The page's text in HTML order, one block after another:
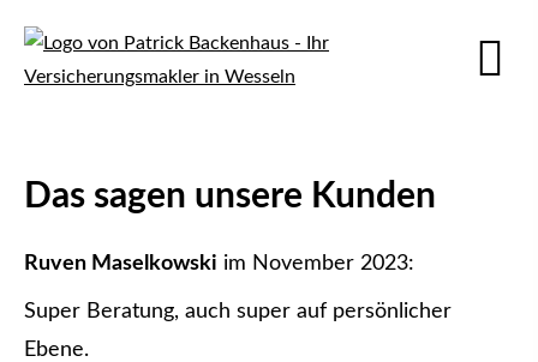
Das sagen unsere Kunden
Ruven Maselkowski im November 2023:
Super Beratung, auch super auf persönlicher
Ebene.